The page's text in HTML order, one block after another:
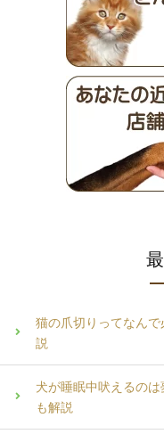
猫の爪切りってなん
説
犬が睡眠中吠えるの
も解説